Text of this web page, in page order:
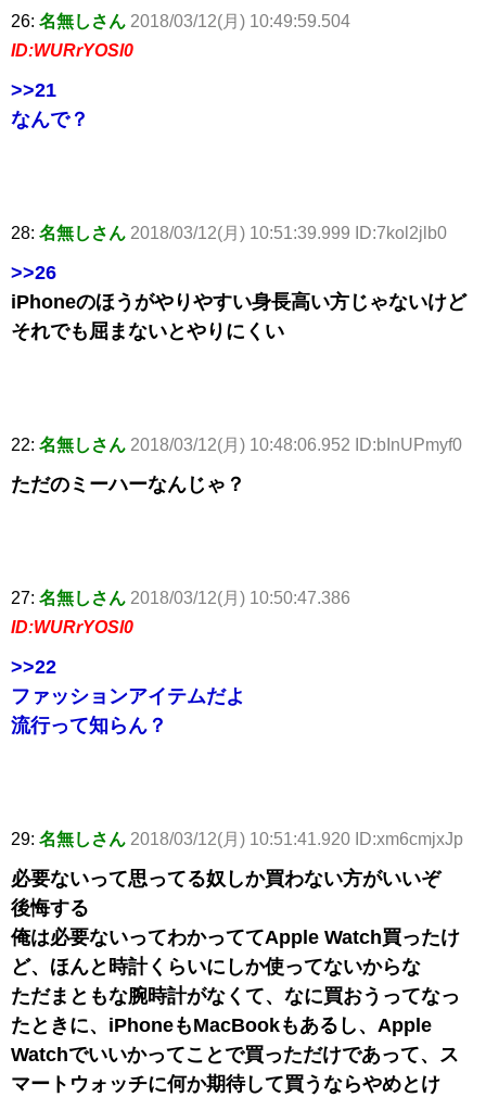
26: 名無しさん 2018/03/12(月) 10:49:59.504
ID:WURrYOSl0
>>21
なんで？
28: 名無しさん 2018/03/12(月) 10:51:39.999 ID:7kol2jlb0
>>26
iPhoneのほうがやりやすい身長高い方じゃないけど
それでも屈まないとやりにくい
22: 名無しさん 2018/03/12(月) 10:48:06.952 ID:bInUPmyf0
ただのミーハーなんじゃ？
27: 名無しさん 2018/03/12(月) 10:50:47.386
ID:WURrYOSl0
>>22
ファッションアイテムだよ
流行って知らん？
29: 名無しさん 2018/03/12(月) 10:51:41.920 ID:xm6cmjxJp
必要ないって思ってる奴しか買わない方がいいぞ
後悔する
俺は必要ないってわかっててApple Watch買ったけ
ど、ほんと時計くらいにしか使ってないからな
ただまともな腕時計がなくて、なに買おうってなっ
たときに、iPhoneもMacBookもあるし、Apple
Watchでいいかってことで買っただけであって、ス
マートウォッチに何か期待して買うならやめとけ